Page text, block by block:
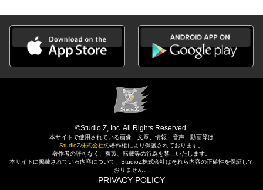
©Studio Z, Inc. All Rights Reserved.
本サイトで使用されている画像、文章、情報、音声、動画等は
StudioZ株式会社の著作権により保護されております。
著作者の許可なく、複製、転載等の行為を禁止いたします。
本サイトに掲載されている内容について、StudioZ株式会社はそれら内容の正確性を保証して
おりません。
PRIVACY POLICY